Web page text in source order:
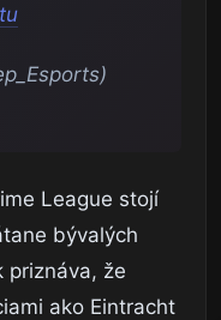
League stojí
bývalých
priznáva, že
ako Eintracht